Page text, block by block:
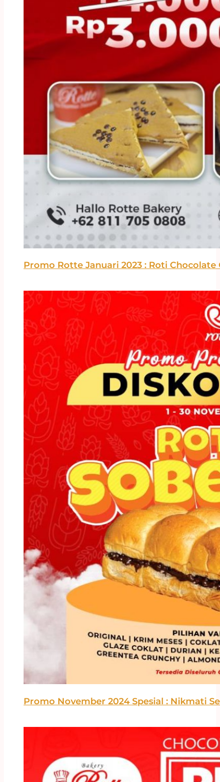
Promo Rotte Januari 2023 : Roti
Promo November 2024 Spesial : Nikmati